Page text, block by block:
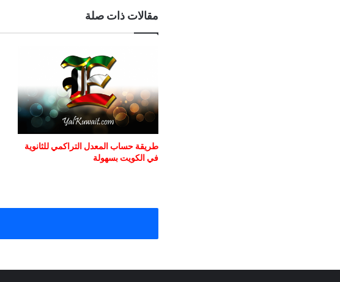
مقالات ذات صلة
طريقة حساب المعدل التراكمي للثانوية
في الكويت بسهولة